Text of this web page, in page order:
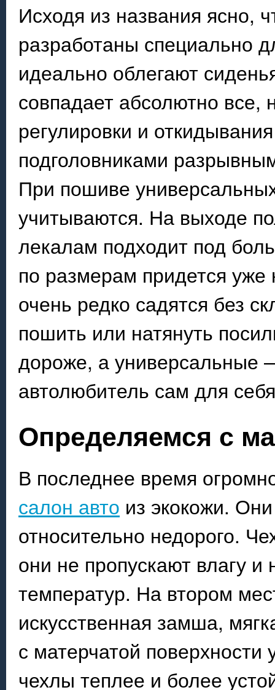
Исходя из названия ясно,
разработаны специально
идеально облегают
совпадает абсолютно все,
регулировки и
подголовниками
При пошиве
учитываются. На выходе
лекалам подходит под
по размерам придется
очень редко садятся без
пошить или натянуть
дороже, а
автолюбитель сам для
Определяемся с
В последнее время
салон авто из экокожи.
относительно недорого.
они не пропускают влагу и
температур. На втором
искусственная замша,
с матерчатой
чехлы теплее и более